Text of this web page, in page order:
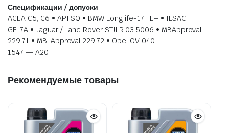
Спецификации / допуски
ACEA C5, C6 • API SQ • BMW Longlife-17 FE+ • ILSAC
GF-7A • Jaguar / Land Rover STJLR.03.5006 • MBApproval
229.71 • MB-Approval 229.72 • Opel OV 040
1547 — A20
Рекомендуемые товары